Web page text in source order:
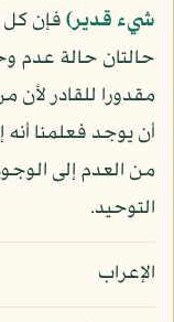
شيء قدير﴾فإن
حالتان حالة عدم
مقدورا للقادر
أن يوجد فعلمنا
من العدم إلى
التوحيد.
الإعراب